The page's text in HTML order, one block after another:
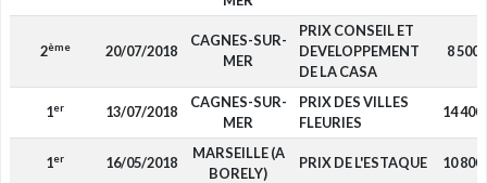
2ème 20/07/2018
CAGNES-SUR-
MER
PRIX CONSEIL ET
DEVELOPPEMENT
DE LA CASA
8 500
1er 13/07/2018
CAGNES-SUR-
MER
PRIX DES VILLES
FLEURIES
14 400
1er 16/05/2018
MARSEILLE (A
BORELY)
PRIX DE L'ESTAQUE 10 800